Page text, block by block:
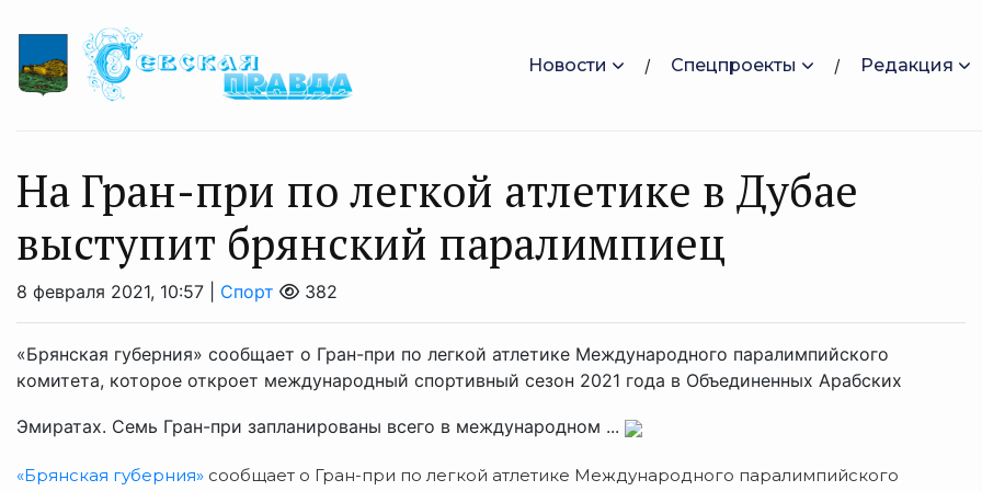
Новости Спецпроекты Редакция
На Гран-при по легкой атлетике в Дубае
выступит брянский паралимпиец
8 февраля 2021, 10:57 | Спорт 382
«Брянская губерния» сообщает о Гран-при по легкой атлетике Международного паралимпийского
комитета, которое откроет международный спортивный сезон 2021 года в Объединенных Арабских
Эмиратах. Семь Гран-при запланированы всего в международном ...
«Брянская губерния» сообщает о Гран-при по легкой атлетике Международного паралимпийского